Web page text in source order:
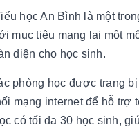
học An Bình là một
mục tiêu mang lại một
diện cho học sinh.
phòng học được trang
mạng internet để hỗ trợ
có tối đa 30 học sinh,